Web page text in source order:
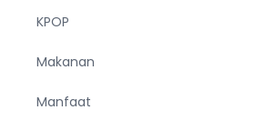
KPOP
Makanan
Manfaat